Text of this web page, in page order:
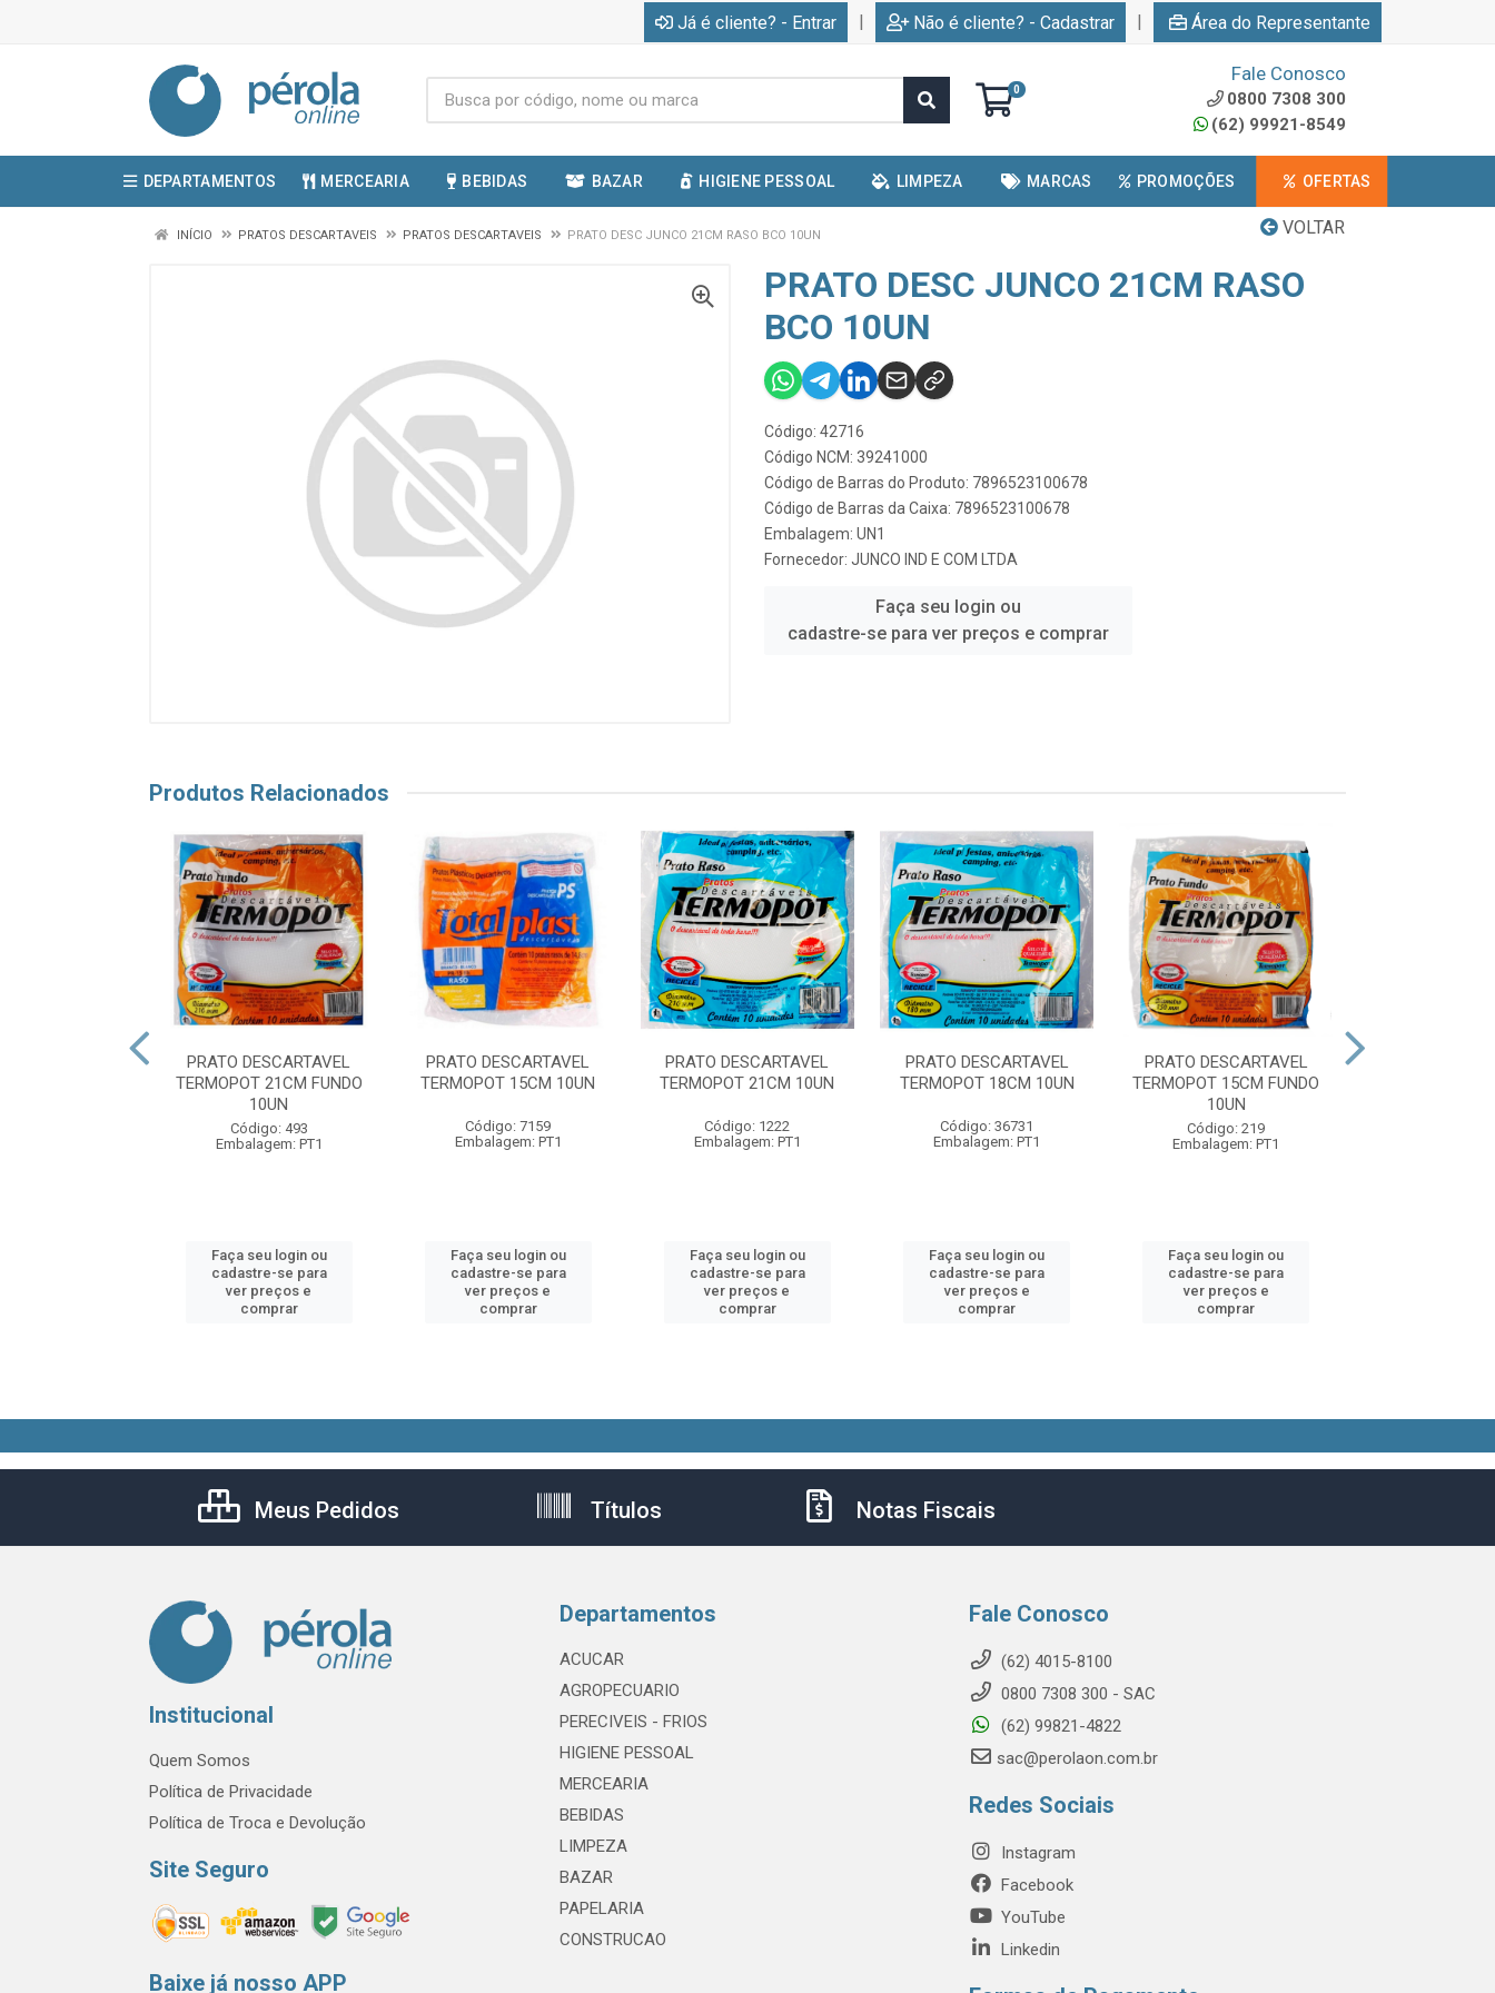
Já é cliente? - Entrar | Não é cliente? - Cadastrar | Área do Representante
0
Fale Conosco
0800 7308 300
(62) 99921-8549
DEPARTAMENTOS MERCEARIA BEBIDAS BAZAR HIGIENE PESSOAL LIMPEZA MARCAS PROMOÇÕES OFERTAS
VOLTAR
INÍCIO PRATOS DESCARTAVEIS PRATOS DESCARTAVEIS PRATO DESC JUNCO 21CM RASO BCO 10UN
PRATO DESC JUNCO 21CM RASO
BCO 10UN
Código: 42716
Código NCM: 39241000
Código de Barras do Produto: 7896523100678
Código de Barras da Caixa: 7896523100678
Embalagem: UN1
Fornecedor: JUNCO IND E COM LTDA
Faça seu login ou
cadastre-se para ver preços e comprar
Produtos Relacionados
PRATO DESCARTAVEL
TERMOPOT 21CM FUNDO
10UN
Código: 493
Embalagem: PT1
Faça seu login ou
cadastre-se para
ver preços e
comprar
PRATO DESCARTAVEL
TERMOPOT 15CM 10UN
Código: 7159
Embalagem: PT1
Faça seu login ou
cadastre-se para
ver preços e
comprar
PRATO DESCARTAVEL
TERMOPOT 21CM 10UN
Código: 1222
Embalagem: PT1
Faça seu login ou
cadastre-se para
ver preços e
comprar
PRATO DESCARTAVEL
TERMOPOT 18CM 10UN
Código: 36731
Embalagem: PT1
Faça seu login ou
cadastre-se para
ver preços e
comprar
PRATO DESCARTAVEL
TERMOPOT 15CM FUNDO
10UN
Código: 219
Embalagem: PT1
Faça seu login ou
cadastre-se para
ver preços e
comprar
Meus Pedidos Títulos Notas Fiscais
Institucional
Quem Somos
Política de Privacidade
Política de Troca e Devolução
Site Seguro
Baixe já nosso APP
Departamentos
ACUCAR
AGROPECUARIO
PERECIVEIS - FRIOS
HIGIENE PESSOAL
MERCEARIA
BEBIDAS
LIMPEZA
BAZAR
PAPELARIA
CONSTRUCAO
Fale Conosco
(62) 4015-8100
0800 7308 300 - SAC
(62) 99821-4822
sac@perolaon.com.br
Redes Sociais
Instagram
Facebook
YouTube
Linkedin